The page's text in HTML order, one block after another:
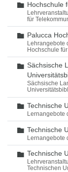
Ordner
Hochschule
für
Ordner
Palucca
Hochschule
Ordner
Sächsische
Sächsische
Ordner
Technische
Lernangebote
Ordner
Technische
Ordner
Technische
Technischen